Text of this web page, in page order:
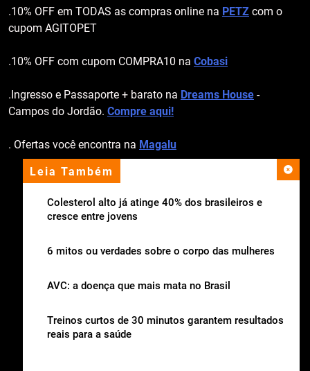
Leia Também
Colesterol alto já atinge 40% dos brasileiros e
cresce entre jovens
6 mitos ou verdades sobre o corpo das mulheres
AVC: a doença que mais mata no Brasil
Treinos curtos de 30 minutos garantem resultados
reais para a saúde
.10% OFF em TODAS as compras online na PETZ com o
cupom AGITOPET
.10% OFF com cupom COMPRA10 na Cobasi
.Ingresso e Passaporte + barato na Dreams House -
Campos do Jordão. Compre aqui!
. Ofertas você encontra na Magalu
apoio institucional